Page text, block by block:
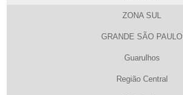
ZONA SUL
GRANDE SÃO PAULO
Guarulhos
Região Central